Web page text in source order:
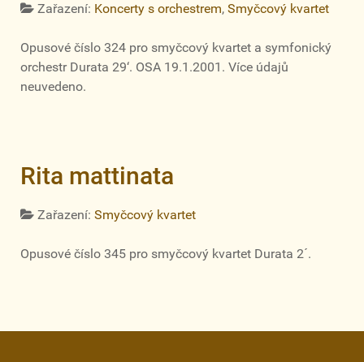
Zařazení: Koncerty s orchestrem, Smyčcový kvartet
Opusové číslo 324 pro smyčcový kvartet a symfonický
orchestr Durata 29‘. OSA 19.1.2001. Více údajů
neuvedeno.
Rita mattinata
Zařazení: Smyčcový kvartet
Opusové číslo 345 pro smyčcový kvartet Durata 2´.